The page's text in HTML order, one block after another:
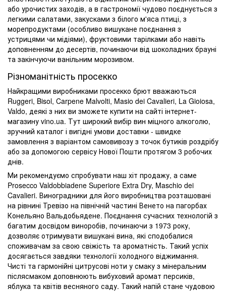
або урочистих заходів, а в гастрономії чудово поєднується з
легкими салатами, закусками з білого м'яса птиці, з
морепродуктами (особливо вишукане поєднання з
устрицями чи мідіями), фруктовими тарілками або навіть
доповненням до десертів, починаючи від шоколадних брауні
та закінчуючи ванільним морозивом.
Різноманітність просекко
Найкращими виробниками просекко брют вважаються
Ruggeri, Bisol, Carpene Malvolti, Masio dei Cavalieri, La Gioiosa,
Valdo, деякі з них ви зможете купити на сайті інтернет-
магазину vino.ua. Тут широкий вибір вин міцного алкоголю,
зручний каталог і вигідні умови доставки - швидке
замовлення з варіантом самовивозу з точок бутиків роздрібу
або за допомогою сервісу Нової Пошти протягом 3 робочих
днів.
Ми рекомендуємо спробувати наш хіт продажу, а саме
Prosecco Valdobbiadene Superiore Extra Dry, Maschio dei
Cavalieri. Виноградники для його виробництва розташовані
на рівнині Тревізо на північній частині Венето на пагорбах
Конельяно Вальдобьядене. Поєднання сучасних технологій з
багатим досвідом виноробів, починаючи з 1973 року,
дозволяє отримувати вишукані вина, які сподобалися
споживачам за свою свіжість та ароматність. Такий успіх
досягається завдяки технології холодного віджимання.
Чисті та гармонійні цитрусові ноти у смаку з мінеральним
післясмаком доповнюють вибуховий аромат персиків,
яблука та квітів весняного саду. Такий напій стане чудовою